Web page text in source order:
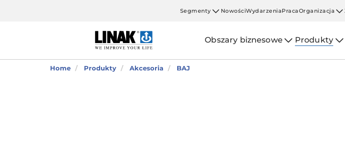
Segmenty NowościWydarzeniaPracaOrganizacja
Obszary biznesowe Produkty
Home Produkty Akcesoria BAJ